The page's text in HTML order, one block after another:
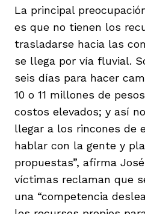
La principal
es que no tienen los
trasladarse hacia las
se llega por vía fluvial.
seis días para hacer
10 o 11 millones de
costos elevados; y así
llegar a los rincones de
hablar con la gente y
propuestas”, afirma
víctimas reclaman que
una “competencia